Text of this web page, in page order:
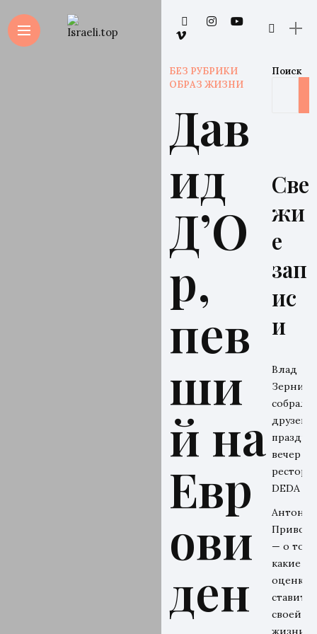
БЕЗ РУБРИКИ
ОБРАЗ ЖИЗНИ
Дав
ид
Д’О
р,
пев
ши
й на
Евр
ови
ден
Поиск
Све
жи
е
зап
ис
и
Влад
собрал
друзей
вечер в
DEDA
Антон
— о том,
какие
оценки
ставит
своей
жизни и